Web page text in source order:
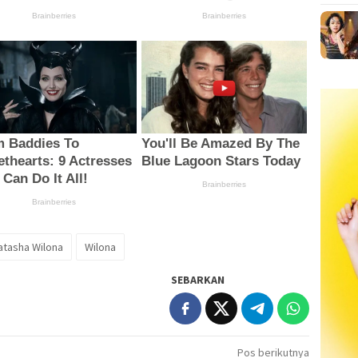
Wilona Wilona
SEBARKAN
Pos berikutnya